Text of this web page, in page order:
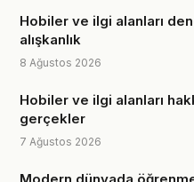
Hobiler ve ilgi alanları
alışkanlık
8 Ağustos 2026
Hobiler ve ilgi alanları
gerçekler
7 Ağustos 2026